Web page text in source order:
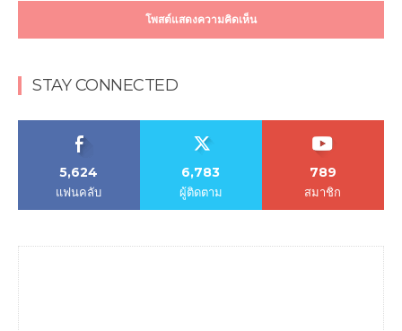
STAY CONNECTED
5,624
แฟนคลับ
6,783
ผู้ติดตาม
789
สมาชิก